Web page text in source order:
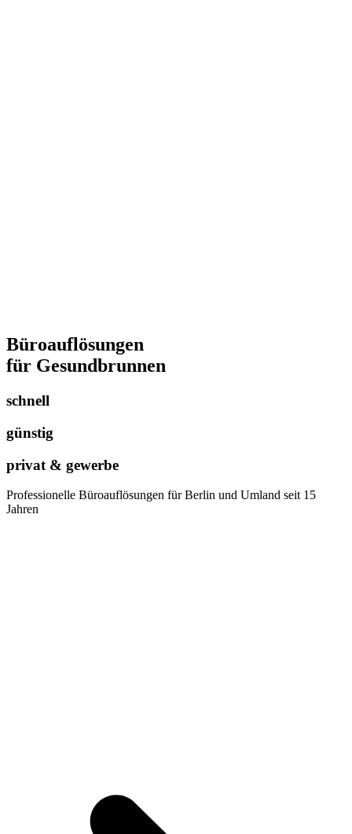
Büroauflösungen
für Gesundbrunnen
schnell
günstig
privat & gewerbe
Professionelle Büroauflösungen für Berlin und Umland seit 15
Jahren